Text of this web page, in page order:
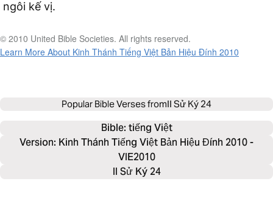
ngôi kế vị.
© 2010 United Bible Societies. All rights reserved.
Learn More About Kinh Thánh Tiếng Việt Bản Hiệu Đính 2010
Popular Bible Verses fromII Sử Ký 24
Bible: tiếng Việt
Version: Kinh Thánh Tiếng Việt Bản Hiệu Đính 2010 -
VIE2010
II Sử Ký 24